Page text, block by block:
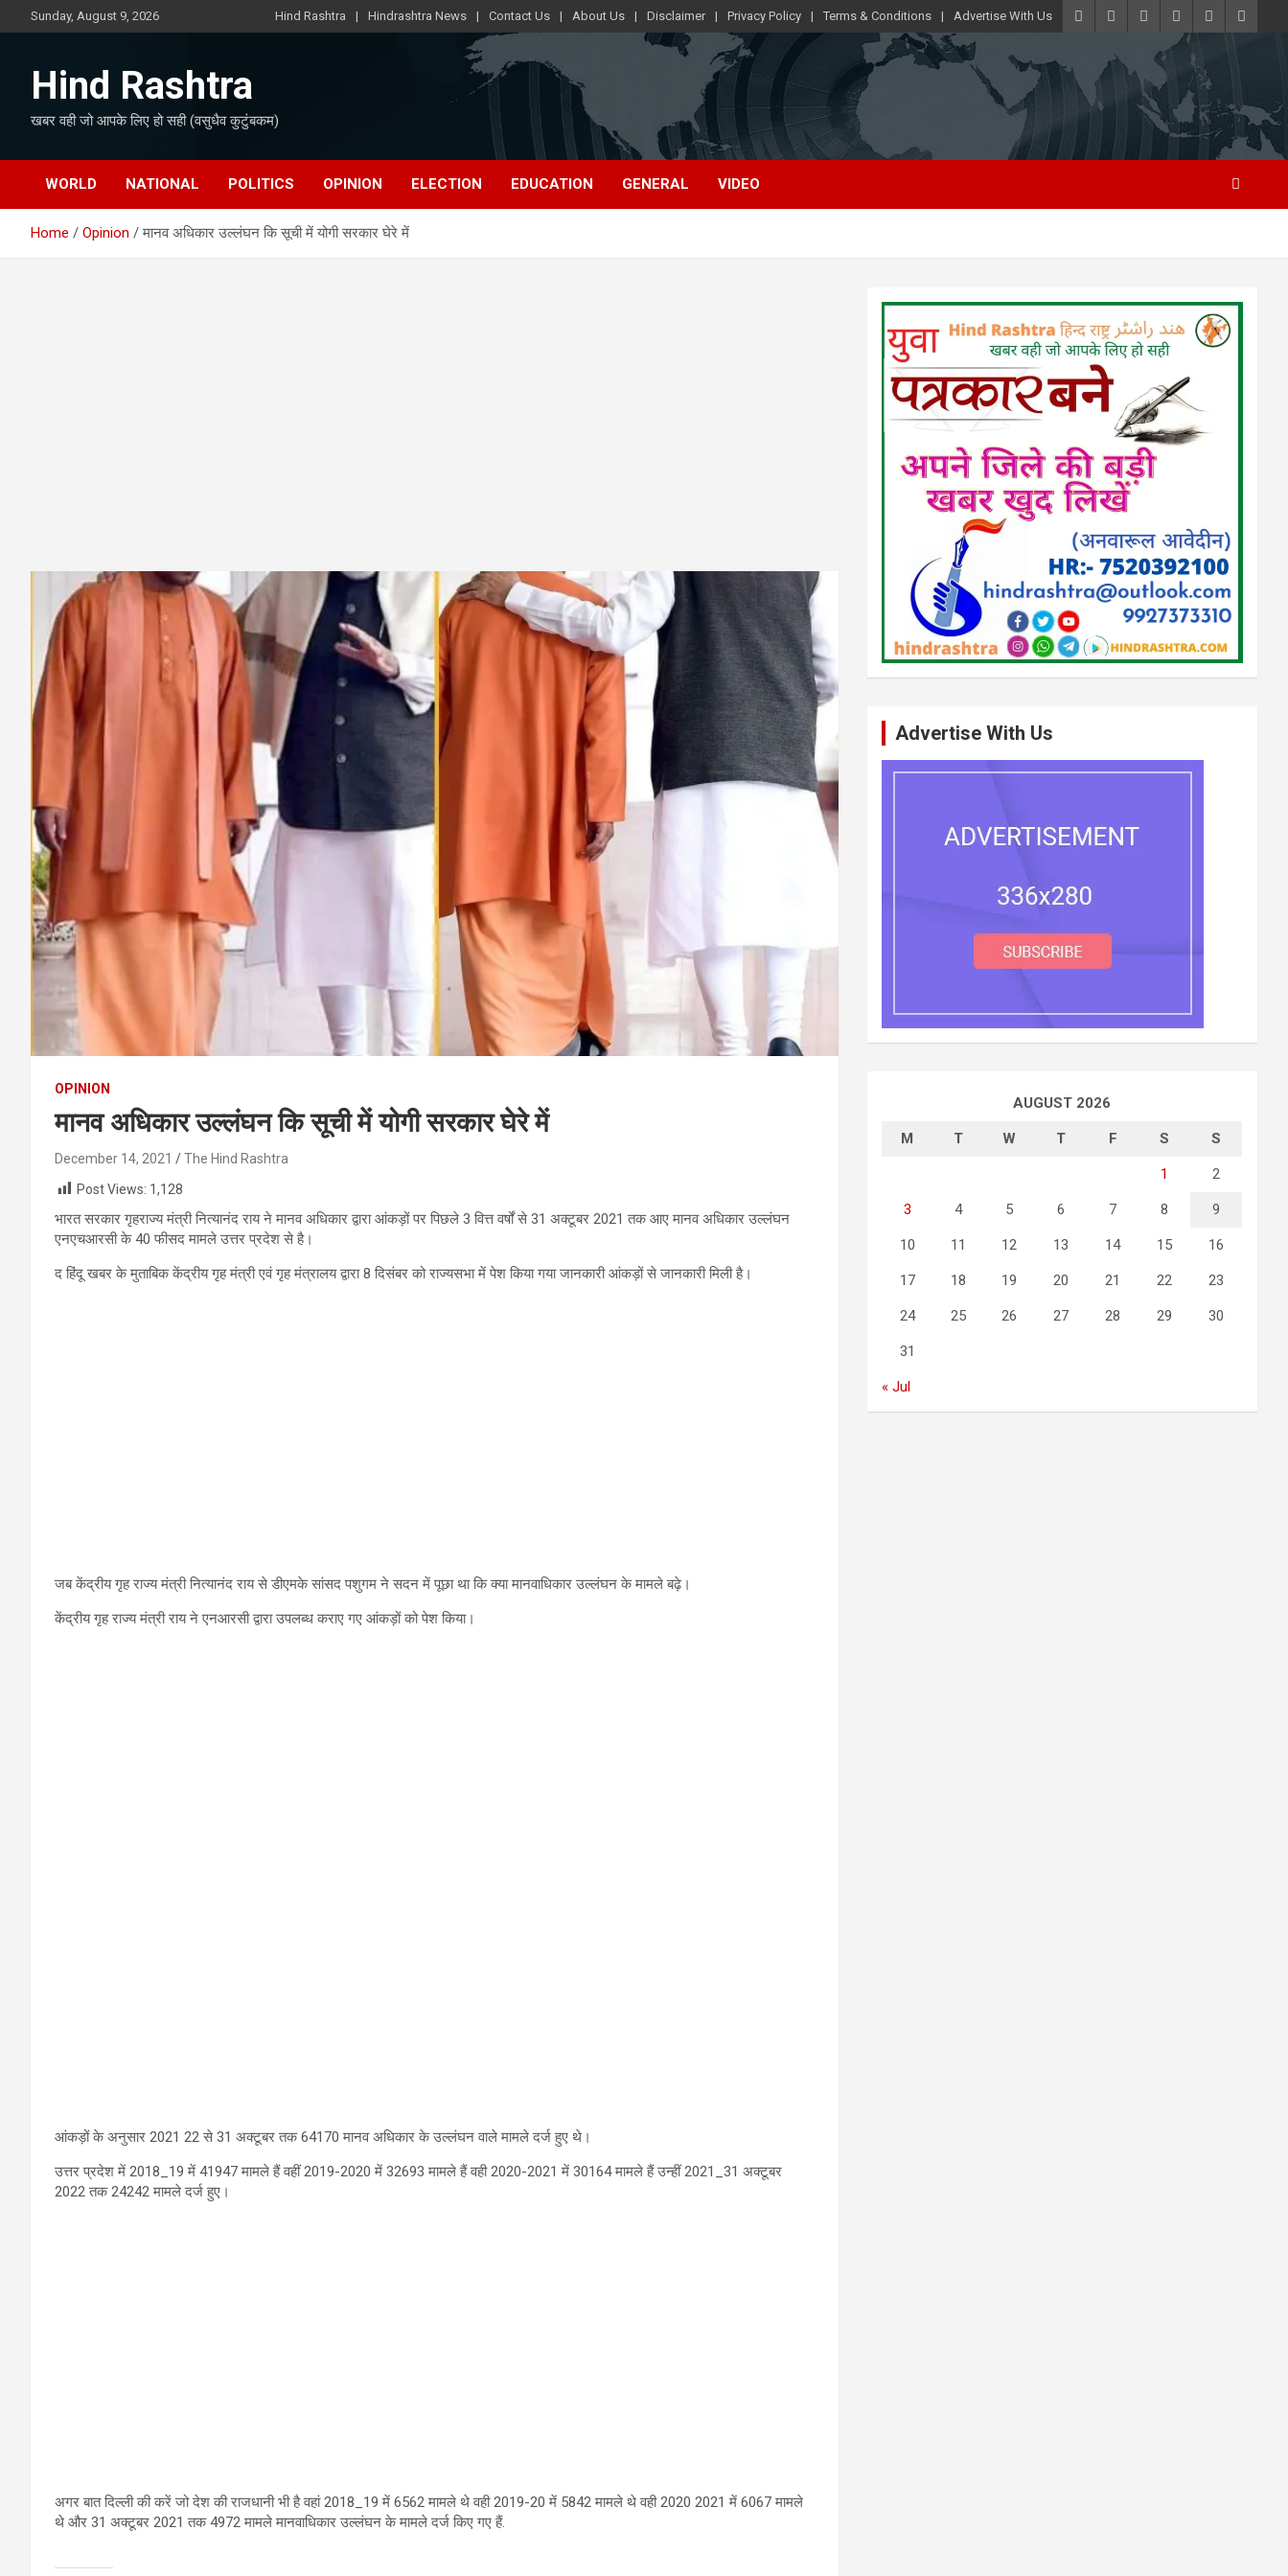
to
Sunday, August 9, 2026 Hind Rashtra Hindrashtra News Contact Us About Us Disclaimer Privacy Policy Terms & Conditions Advertise With Us
Hind Rashtra
खबर वही जो आपके लिए हो सही (वसुधैव कुटुंबकम)
WORLD NATIONAL POLITICS OPINION ELECTION EDUCATION GENERAL VIDEO
Home Opinion मानव अधिकार उल्लंघन कि सूची में योगी सरकार घेरे में
OPINION
मानव अधिकार उल्लंघन कि सूची में योगी सरकार घेरे में
December 14, 2021
The Hind Rashtra
Post Views: 1,128
भारत सरकार गृहराज्य मंत्री नित्यानंद राय ने मानव अधिकार द्वारा आंकड़ों पर पिछले 3 वित्त वर्षों से 31 अक्टूबर 2021 तक आए मानव अधिकार उल्लंघन
एनएचआरसी के 40 फीसद मामले उत्तर प्रदेश से है।
द हिंदू खबर के मुताबिक केंद्रीय गृह मंत्री एवं गृह मंत्रालय द्वारा 8 दिसंबर को राज्यसभा में पेश किया गया जानकारी आंकड़ों से जानकारी मिली है।
जब केंद्रीय गृह राज्य मंत्री नित्यानंद राय से डीएमके सांसद पशुगम ने सदन में पूछा था कि क्या मानवाधिकार उल्लंघन के मामले बढ़े।
केंद्रीय गृह राज्य मंत्री राय ने एनआरसी द्वारा उपलब्ध कराए गए आंकड़ों को पेश किया।
आंकड़ों के अनुसार 2021 22 से 31 अक्टूबर तक 64170 मानव अधिकार के उल्लंघन वाले मामले दर्ज हुए थे।
उत्तर प्रदेश में 2018_19 में 41947 मामले हैं वहीं 2019-2020 में 32693 मामले हैं वही 2020-2021 में 30164 मामले हैं उन्हीं 2021_31 अक्टूबर
2022 तक 24242 मामले दर्ज हुए।
अगर बात दिल्ली की करें जो देश की राजधानी भी है वहां 2018_19 में 6562 मामले थे वही 2019-20 में 5842 मामले थे वही 2020 2021 में 6067 मामले
थे और 31 अक्टूबर 2021 तक 4972 मामले मानवाधिकार उल्लंघन के मामले दर्ज किए गए हैं.
Advertise With Us
AUGUST 2026
M T W T F S S
1 2
3 4 5 6 7 8 9
10 11 12 13 14 15 16
17 18 19 20 21 22 23
24 25 26 27 28 29 30
31
« Jul